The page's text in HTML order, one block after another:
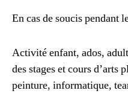
En cas de soucis pendant
Activité enfant, ados,
des stages et cours d’arts
peinture, informatique,